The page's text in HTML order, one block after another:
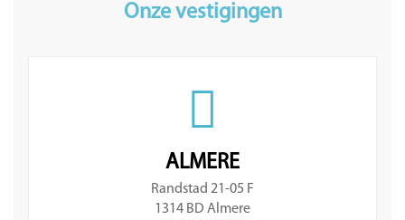
Onze vestigingen
ALMERE
Randstad 21-05 F
1314 BD Almere